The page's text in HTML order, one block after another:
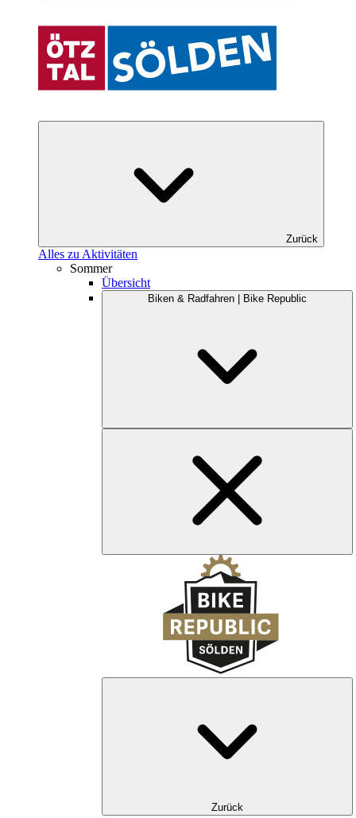
Zurück
Alles zu Aktivitäten
Sommer
Übersicht
Biken & Radfahren | Bike Republic
Zurück